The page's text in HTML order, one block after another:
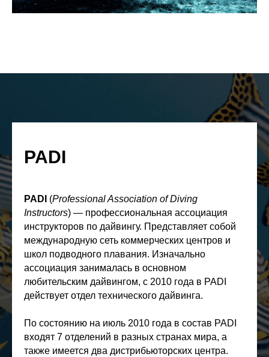
PADI
PADI (Professional Association of Diving
Instructors) — профессиональная ассоциация
инструкторов по дайвингу. Представляет собой
международную сеть коммерческих центров и
школ подводного плавания. Изначально
ассоциация занималась в основном
любительским дайвингом, с 2010 года в PADI
действует отдел технического дайвинга.
По состоянию на июль 2010 года в состав PADI
входят 7 отделений в разных странах мира, а
также имеется два дистрибьюторских центра.